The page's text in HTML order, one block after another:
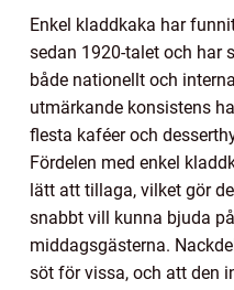
Enkel kladdkaka har
sedan 1920-talet och har
både nationellt och
utmärkande konsistens
flesta kaféer och
Fördelen med enkel
lätt att tillaga, vilket gör
snabbt vill kunna bjuda
middagsgästerna.
söt för vissa, och att den